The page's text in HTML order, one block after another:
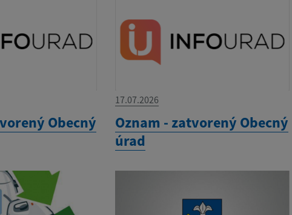
Obecný
17.07.2026
Oznam - zatvorený Obecný
úrad